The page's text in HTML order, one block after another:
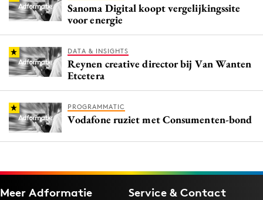
Sanoma Digital koopt vergelijkingssite
voor energie
DATA & INSIGHTS
Reynen creative director bij Van Wanten
Etcetera
PROGRAMMATIC
Vodafone ruziet met Consumenten-bond
Meer Adformatie Service & Contact